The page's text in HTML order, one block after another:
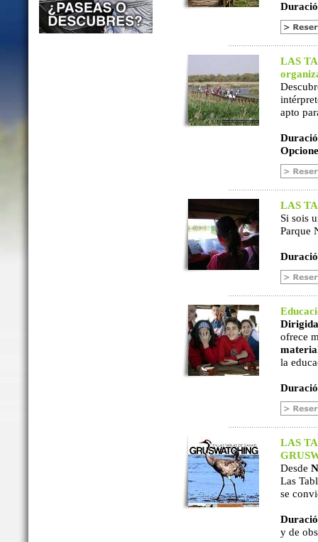
LAS
apto
LAS
Si sois
Parque
ofrece
la
LAS
Desde
Las
se
y de